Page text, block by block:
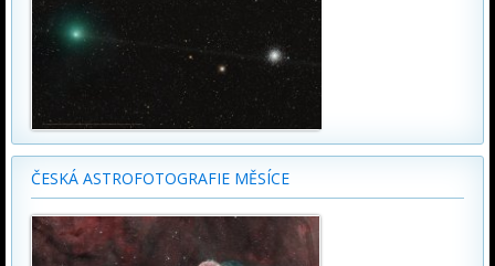
ČESKÁ ASTROFOTOGRAFIE MĚSÍCE